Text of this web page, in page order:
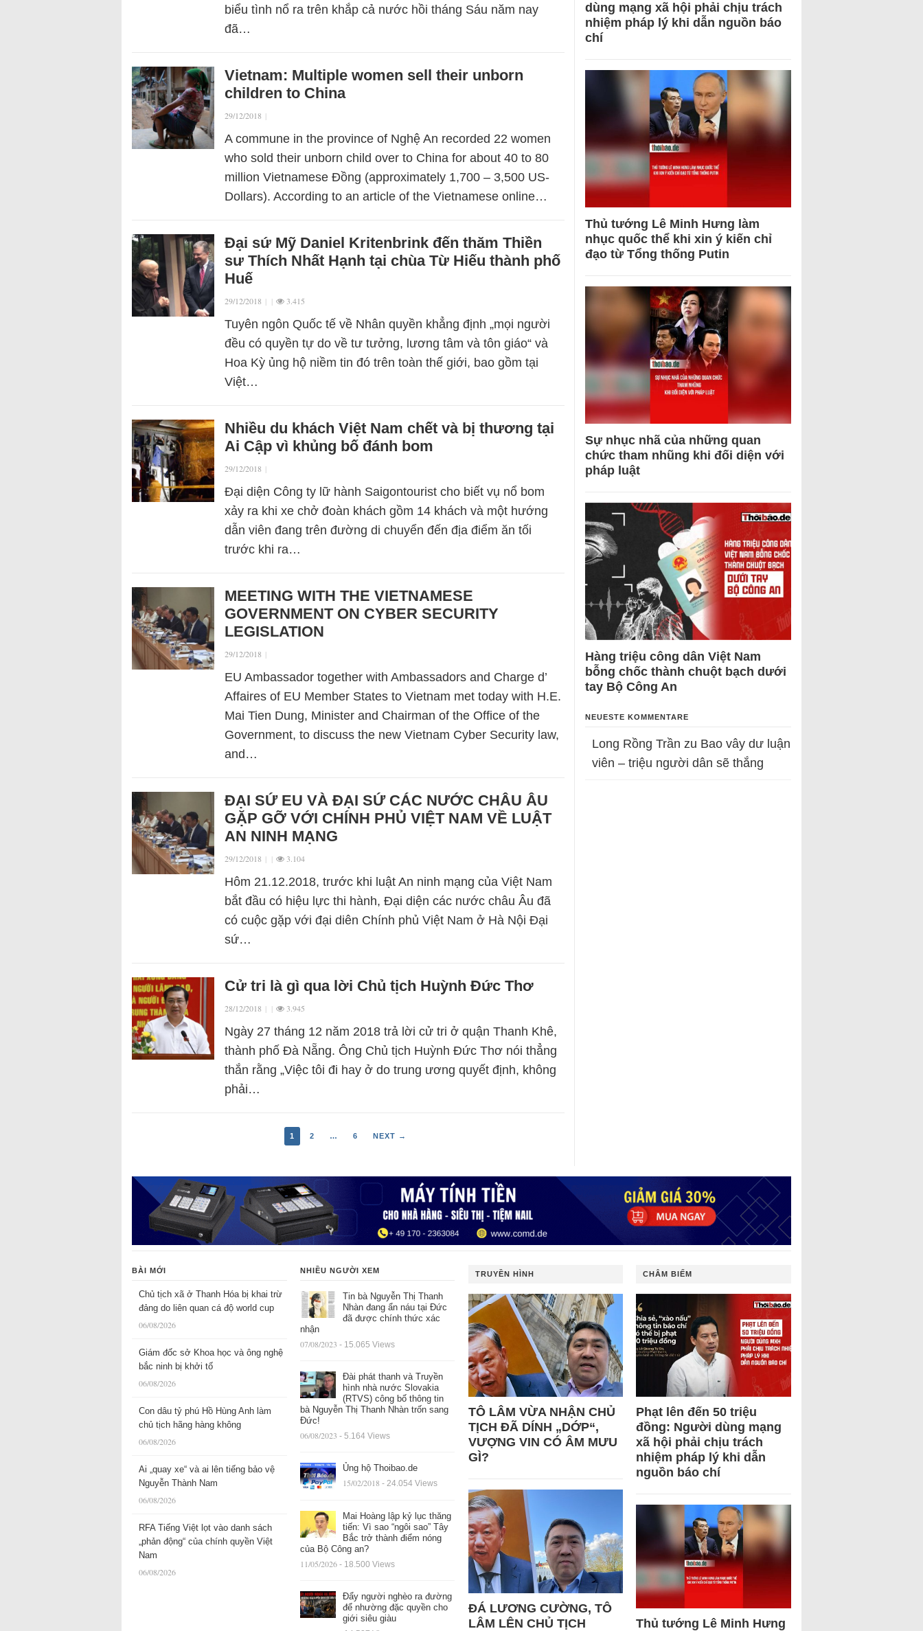
biểu tình nổ ra trên khắp cả nước hồi tháng Sáu năm nay
đã…
Vietnam: Multiple women sell their unborn
children to China
29/12/2018 |
A commune in the province of Nghệ An recorded 22 women
who sold their unborn child over to China for about 40 to 80
million Vietnamese Đồng (approximately 1,700 – 3,500 US-
Dollars). According to an article of the Vietnamese online…
Đại sứ Mỹ Daniel Kritenbrink đến thăm Thiền
sư Thích Nhất Hạnh tại chùa Từ Hiếu thành phố
Huế
29/12/2018 | | 3.415
Tuyên ngôn Quốc tế về Nhân quyền khẳng định „mọi người
đều có quyền tự do về tư tưởng, lương tâm và tôn giáo“ và
Hoa Kỳ ủng hộ niềm tin đó trên toàn thế giới, bao gồm tại
Việt…
Nhiều du khách Việt Nam chết và bị thương tại
Ai Cập vì khủng bố đánh bom
29/12/2018 |
Đại diện Công ty lữ hành Saigontourist cho biết vụ nổ bom
xảy ra khi xe chở đoàn khách gồm 14 khách và một hướng
dẫn viên đang trên đường di chuyển đến địa điểm ăn tối
trước khi ra…
MEETING WITH THE VIETNAMESE
GOVERNMENT ON CYBER SECURITY
LEGISLATION
29/12/2018 |
EU Ambassador together with Ambassadors and Charge d’
Affaires of EU Member States to Vietnam met today with H.E.
Mai Tien Dung, Minister and Chairman of the Office of the
Government, to discuss the new Vietnam Cyber Security law,
and…
ĐẠI SỨ EU VÀ ĐẠI SỨ CÁC NƯỚC CHÂU ÂU
GẶP GỠ VỚI CHÍNH PHỦ VIỆT NAM VỀ LUẬT
AN NINH MẠNG
29/12/2018 | | 3.104
Hôm 21.12.2018, trước khi luật An ninh mạng của Việt Nam
bắt đầu có hiệu lực thi hành, Đại diện các nước châu Âu đã
có cuộc gặp với đại diên Chính phủ Việt Nam ở Hà Nội Đại
sứ…
Cử tri là gì qua lời Chủ tịch Huỳnh Đức Thơ
28/12/2018 | | 3.945
Ngày 27 tháng 12 năm 2018 trả lời cử tri ở quận Thanh Khê,
thành phố Đà Nẵng. Ông Chủ tịch Huỳnh Đức Thơ nói thẳng
thắn rằng „Việc tôi đi hay ở do trung ương quyết định, không
phải…
1 2 … 6 NEXT →
dùng mạng xã hội phải chịu trách
nhiệm pháp lý khi dẫn nguồn báo
chí
Thủ tướng Lê Minh Hưng làm
nhục quốc thể khi xin ý kiến chỉ
đạo từ Tổng thống Putin
Sự nhục nhã của những quan
chức tham nhũng khi đối diện với
pháp luật
Hàng triệu công dân Việt Nam
bỗng chốc thành chuột bạch dưới
tay Bộ Công An
NEUESTE KOMMENTARE
Long Rồng Trần zu Bao vây dư luận
viên – triệu người dân sẽ thắng
BÀI MỚI
Chủ tịch xã ở Thanh Hóa bị khai trừ
đảng do liên quan cá độ world cup
06/08/2026
Giám đốc sở Khoa học và ông nghệ
bắc ninh bị khởi tố
06/08/2026
Con dâu tỷ phú Hồ Hùng Anh làm
chủ tịch hãng hàng không
06/08/2026
Ai „quay xe“ và ai lên tiếng bảo vệ
Nguyễn Thành Nam
06/08/2026
RFA Tiếng Việt lọt vào danh sách
„phản động“ của chính quyền Việt
Nam
06/08/2026
NHIỀU NGƯỜI XEM
Tin bà Nguyễn Thị Thanh
Nhàn đang ẩn náu tại Đức
đã được chính thức xác
nhận
07/08/2023 - 15.065 Views
Đài phát thanh và Truyền
hình nhà nước Slovakia
(RTVS) công bố thông tin
bà Nguyễn Thị Thanh Nhàn trốn sang
Đức!
06/08/2023 - 5.164 Views
Ủng hộ Thoibao.de
15/02/2018 - 24.054 Views
Mai Hoàng lập kỷ lục thăng
tiến: Vì sao “ngôi sao” Tây
Bắc trở thành điểm nóng
của Bộ Công an?
11/05/2026 - 18.500 Views
Đẩy người nghèo ra đường
để nhường đặc quyền cho
giới siêu giàu
TRUYỀN HÌNH
TÔ LÂM VỪA NHẬN CHỦ
TỊCH ĐÃ DÍNH „DỚP“,
VƯỢNG VIN CÓ ÂM MƯU
GÌ?
ĐÁ LƯƠNG CƯỜNG, TÔ
LÂM LÊN CHỦ TỊCH
CHÂM BIẾM
Phạt lên đến 50 triệu
đồng: Người dùng mạng
xã hội phải chịu trách
nhiệm pháp lý khi dẫn
nguồn báo chí
Thủ tướng Lê Minh Hưng